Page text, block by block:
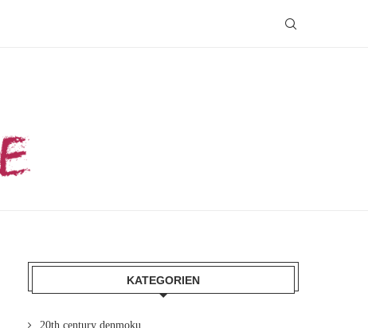
KATEGORIEN
20th century denmoku